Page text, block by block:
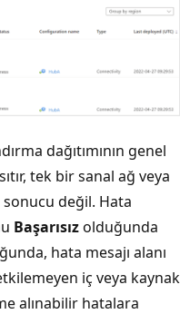
dağıtımının genel
tek bir sanal ağ veya
değil. Hata
Başarısızolduğunda
hata mesajı alanı
iç veya kaynak
alınabilir hatalara